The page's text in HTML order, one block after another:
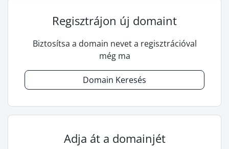
Regisztrájon új domaint
Biztosítsa a domain nevet a regisztrációval
még ma
Domain Keresés
Adja át a domainjét